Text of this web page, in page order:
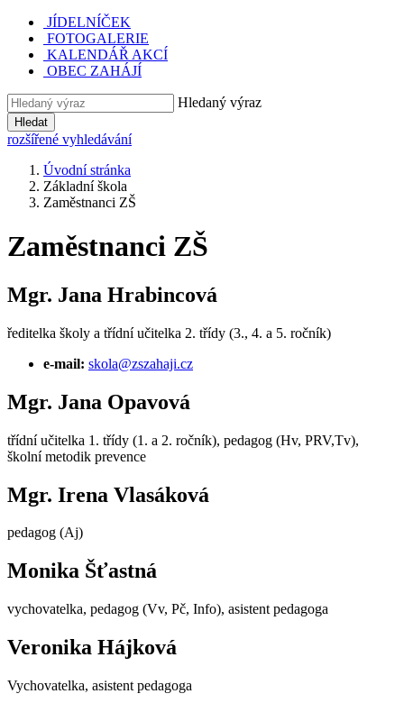
JÍDELNÍČEK
FOTOGALERIE
KALENDÁŘ AKCÍ
OBEC ZAHÁJÍ
Hledaný výraz
Hledat
rozšířené vyhledávání
Úvodní stránka
Základní škola
Zaměstnanci ZŠ
Zaměstnanci ZŠ
Mgr. Jana Hrabincová
ředitelka školy a třídní učitelka 2. třídy (3., 4. a 5. ročník)
e-mail: skola@zszahaji.cz
Mgr. Jana Opavová
třídní učitelka 1. třídy (1. a 2. ročník), pedagog (Hv, PRV,Tv),
školní metodik prevence
Mgr. Irena Vlasáková
pedagog (Aj)
Monika Šťastná
vychovatelka, pedagog (Vv, Pč, Info), asistent pedagoga
Veronika Hájková
Vychovatelka, asistent pedagoga